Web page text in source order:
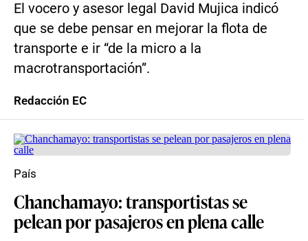
El vocero y asesor legal David Mujica indicó
que se debe pensar en mejorar la flota de
transporte e ir “de la micro a la
macrotransportación”.
Redacción EC
Chanchamayo: transportistas se
pelean por pasajeros en plena calle
País